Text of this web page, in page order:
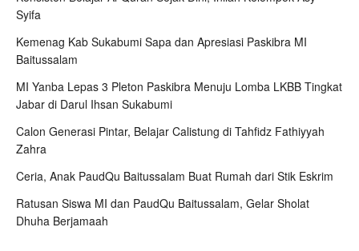
Syifa
Kemenag Kab Sukabumi Sapa dan Apresiasi Paskibra MI
Baitussalam
MI Yanba Lepas 3 Pleton Paskibra Menuju Lomba LKBB Tingkat
Jabar di Darul Ihsan Sukabumi
Calon Generasi Pintar, Belajar Calistung di Tahfidz Fathiyyah
Zahra
Ceria, Anak PaudQu Baitussalam Buat Rumah dari Stik Eskrim
Ratusan Siswa MI dan PaudQu Baitussalam, Gelar Sholat
Dhuha Berjamaah